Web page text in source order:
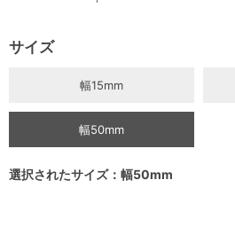
サイズ
幅15mm
幅50mm
選択されたサイズ：幅50mm